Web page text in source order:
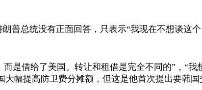
普总统没有正面回答，只表示“我现在不想谈这个
而是借给了美国。转让和租借是完全不同的”，“
幅提高防卫费分摊额，但这是他首次提出要韩国